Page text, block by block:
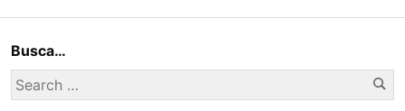
Busca…
Search
for: